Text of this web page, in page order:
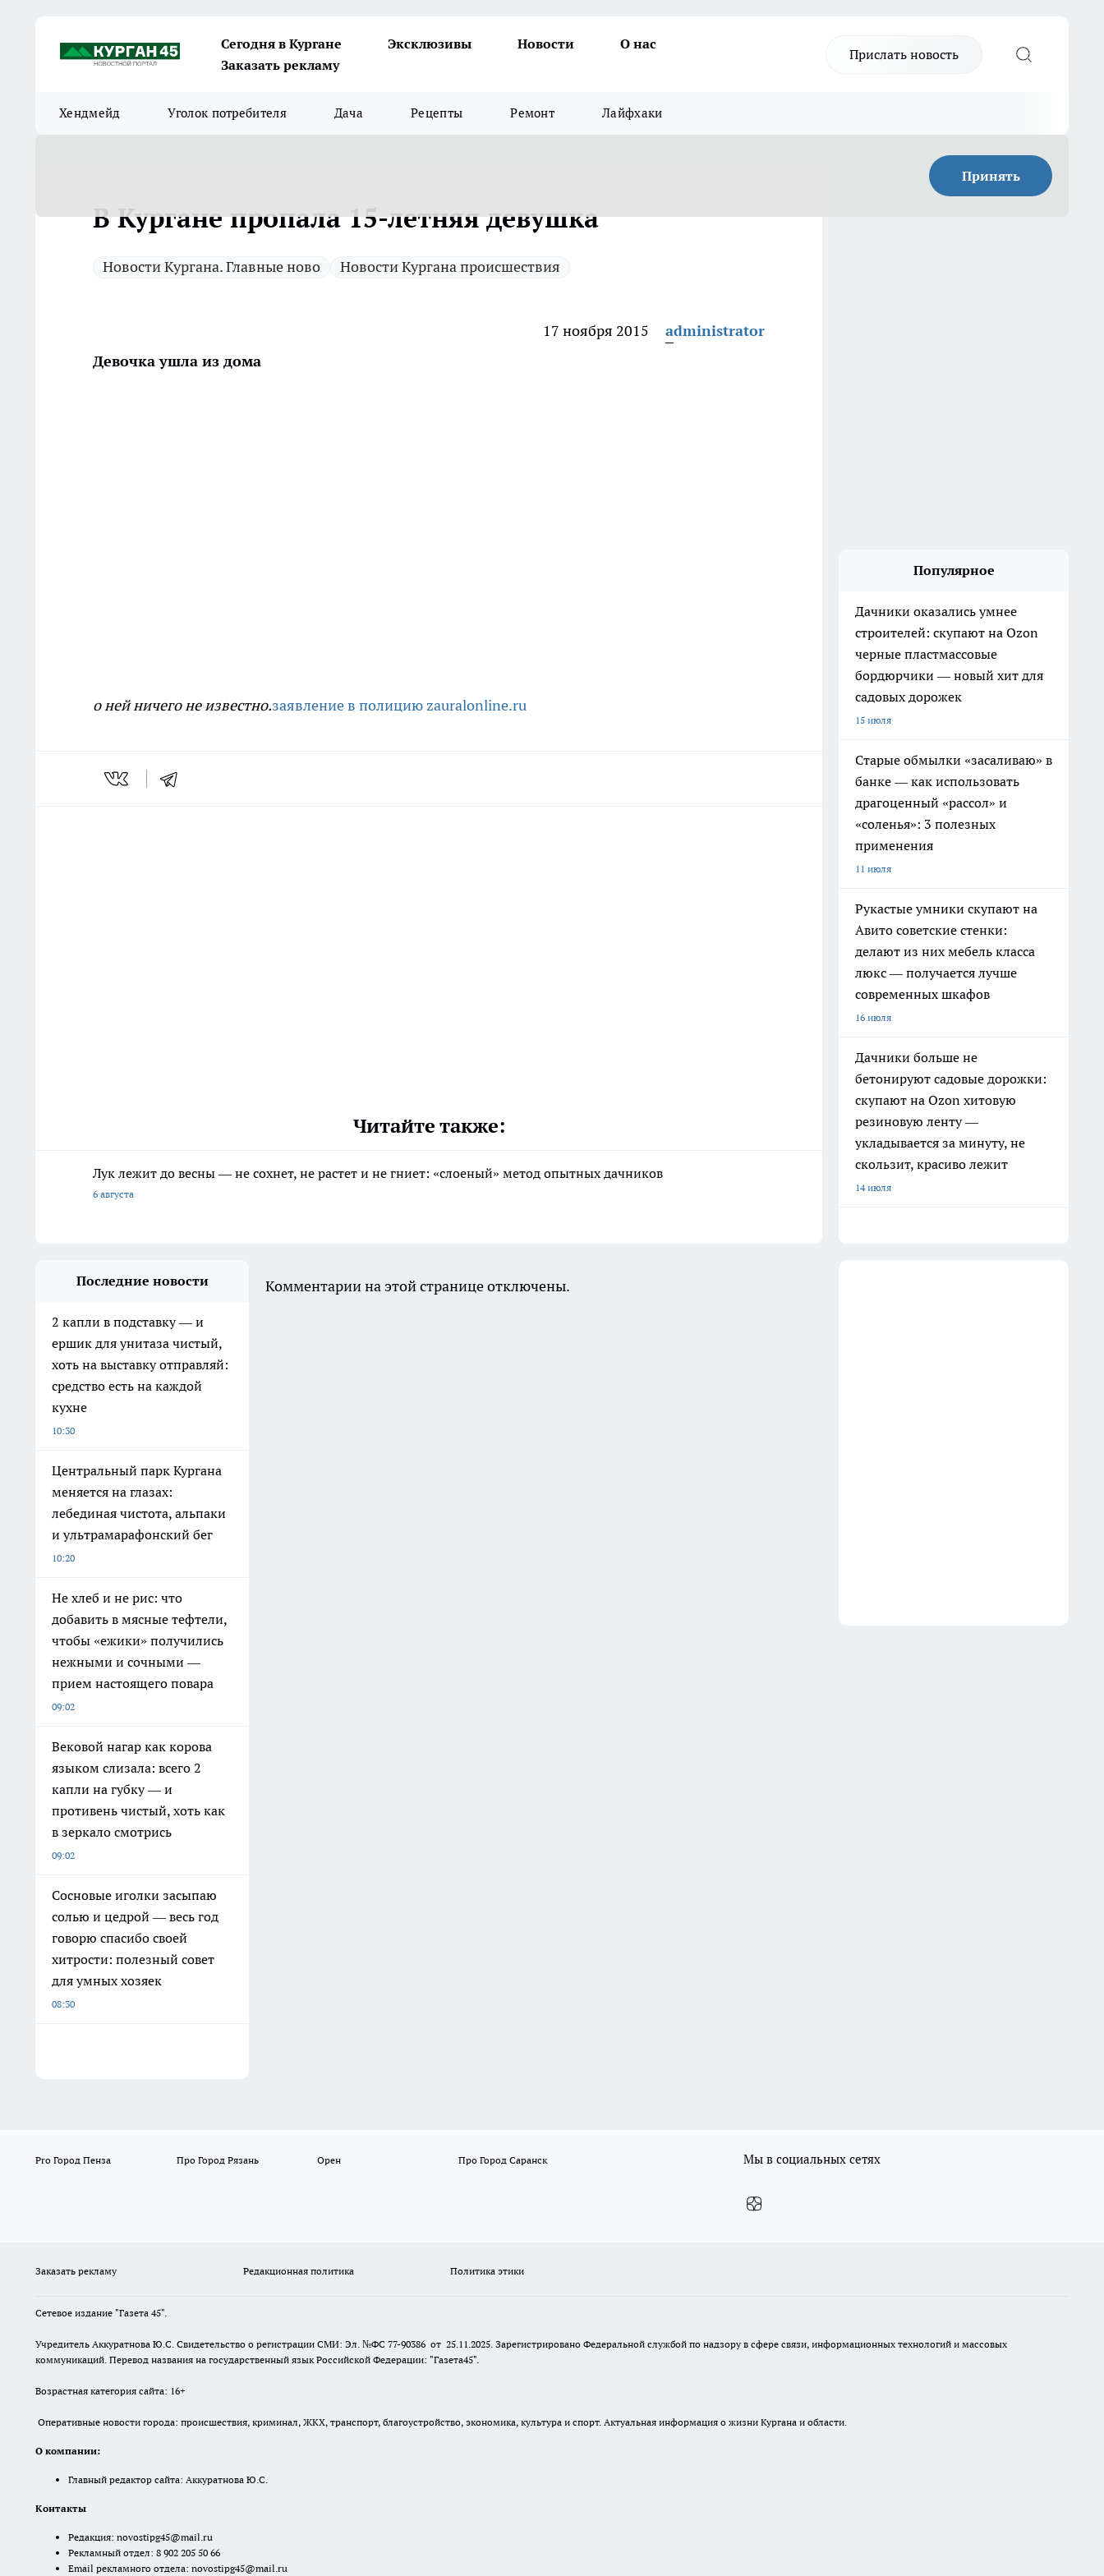
Сегодня в Кургане Эксклюзивы Новости
О нас
Заказать рекламу
Прислать новость
Хендмейд Уголок потребителя Дача Рецепты Ремонт Лайфхаки
Принять
В Кургане пропала 15-летняя девушка
Новости Кургана. Главные ново Новости Кургана происшествия
17 ноября 2015
administrator
Девочка ушла из дома
о ней ничего не известно.заявление в полициюzauralonline.ru
Читайте также:
Лук лежит до весны — не сохнет, не растет и не гниет: «слоеный» метод опытных дачников
6 августа
Популярное
Дачники оказались умнее
строителей: скупают на Ozon
черные пластмассовые
бордюрчики — новый хит для
садовых дорожек
15 июля
Старые обмылки «засаливаю» в
банке — как использовать
драгоценный «рассол» и
«соленья»: 3 полезных
применения
11 июля
Рукастые умники скупают на
Авито советские стенки:
делают из них мебель класса
люкс — получается лучше
современных шкафов
16 июля
Дачники больше не
бетонируют садовые дорожки:
скупают на Ozon хитовую
резиновую ленту —
укладывается за минуту, не
скользит, красиво лежит
14 июля
Последние новости
2 капли в подставку — и
ершик для унитаза чистый,
хоть на выставку отправляй:
средство есть на каждой
кухне
10:30
Центральный парк Кургана
меняется на глазах:
лебединая чистота, альпаки
и ультрамарафонский бег
10:20
Не хлеб и не рис: что
добавить в мясные тефтели,
чтобы «ежики» получились
нежными и сочными —
прием настоящего повара
09:02
Вековой нагар как корова
языком слизала: всего 2
капли на губку — и
противень чистый, хоть как
в зеркало смотрись
09:02
Сосновые иголки засыпаю
солью и цедрой — весь год
говорю спасибо своей
хитрости: полезный совет
для умных хозяек
08:30
Комментарии на этой странице отключены.
Pro Город Пенза Про Город Рязань Орен Про Город Саранск Мы в социальных сетях
Заказать рекламу Редакционная политика Политика этики
Сетевое издание "Газета 45".
Учредитель Аккуратнова Ю.С. Свидетельство о регистрации СМИ: Эл. №ФС 77-90386 от 25.11.2025. Зарегистрировано Федеральной службой по надзору в сфере связи, информационных технологий и массовых
коммуникаций. Перевод названия на государственный язык Российской Федерации: "Газета45".
Возрастная категория сайта: 16+
Оперативные новости города: происшествия, криминал, ЖКХ, транспорт, благоустройство, экономика, культура и спорт. Актуальная информация о жизни Кургана и области.
О компании:
Главный редактор сайта: Аккуратнова Ю.С.
Контакты
Редакция: novostipg45@mail.ru
Рекламный отдел: 8 902 205 50 66
Email рекламного отдела: novostipg45@mail.ru